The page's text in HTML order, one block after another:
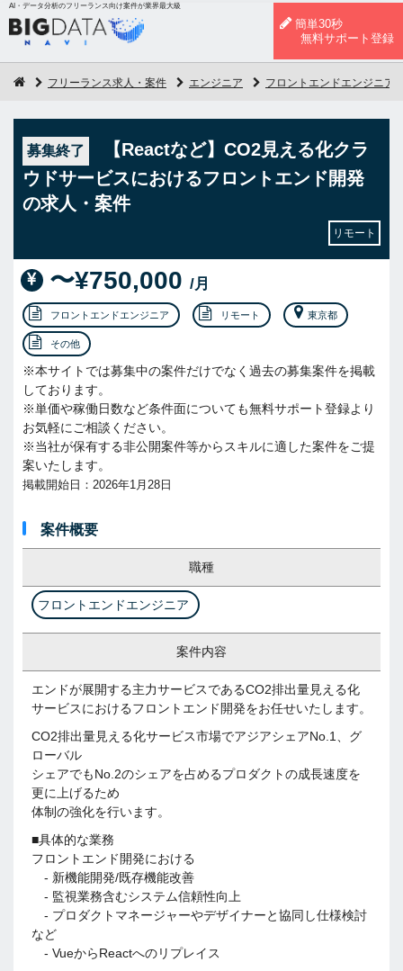
AI・データ分析のフリーランス向け案件が業界最大級
簡単30秒
無料サポート登録
フリーランス求人・案件 エンジニア フロントエンドエンジニア
募集終了
【Reactなど】CO2見える化クラ
ウドサービスにおけるフロントエンド開発
の求人・案件
リモート
〜¥750,000 /月
フロントエンドエンジニア リモート 東京都
その他
※本サイトでは募集中の案件だけでなく過去の募集案件を掲載
しております。
※単価や稼働日数など条件面についても無料サポート登録より
お気軽にご相談ください。
※当社が保有する非公開案件等からスキルに適した案件をご提
案いたします。
掲載開始日：2026年1月28日
案件概要
職種
フロントエンドエンジニア
案件内容
エンドが展開する主力サービスであるCO2排出量見える化
サービスにおけるフロントエンド開発をお任せいたします。
CO2排出量見える化サービス市場でアジアシェアNo.1、グ
ローバル
シェアでもNo.2のシェアを占めるプロダクトの成長速度を
更に上げるため
体制の強化を行います。
■具体的な業務
フロントエンド開発における
- 新機能開発/既存機能改善
- 監視業務含むシステム信頼性向上
- プロダクトマネージャーやデザイナーと協同し仕様検討
など
- VueからReactへのリプレイス